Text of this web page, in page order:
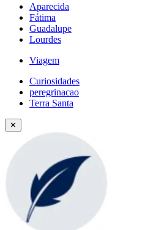
Aparecida
Fátima
Guadalupe
Lourdes
Viagem
Curiosidades
peregrinacao
Terra Santa
✕